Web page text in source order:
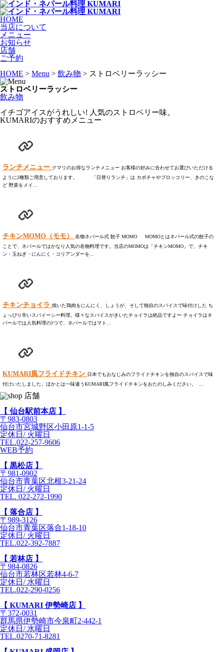
HOME
当店について
メニュー
お知らせ
店舗
ご予約
HOME > Menu > 飲み物 > ストロベリーラッシー
ストロベリーラッシー
飲み物
イチゴアイスがうれしい! 人気のストロベリー味。
KUMARIのおすすめメニュー
ランチメニュー クマリのお得なランチメニュー お客様の好みに合わせてお選びいただける
ように2種類ご用意しております。 「日替りランチ」は カボチャやブロッコリー、きのこな
ど 野菜をメイ...
チキンMOMO（モモ）
名物ネパール式 餃子 MOMO MOMOとはネパール式の餃子の
ことで、ネパールではかなり人気の名物料理です。当店のMOMOは「チキンMOMO」で、チキ
ン・玉ねぎ・にんにく・コリアンダーを...
チキンチョイラ 焼いた鶏肉をにんにく、しょうが、そして独自のスパイスで味付けした ち
ょっぴり辛いスパイーシー料理。様々なスパイスがきいたチョイラは絶品ですよ〜 チョイラはネ
パールでは人気料理の1つで、ネパールではマト...
KUMARI風フライドチキン 日本でもおなじみのフライドチキンを独自のスパイスで味
付けいたしました。ほかとは一味違うKUMARI風フライドチキンをおたのしみください。 ...
【 仙台駅前本店 】
〒983-0803
仙台市宮城野区小田原1-1-5
定休日/ 火曜日
TEL.022-257-9606
WEB予約
【 黒松店 】
〒981-0902
仙台市青葉区北根3-21-24
定休日/ 火曜日
TEL. 022-272-1990
【 落合店 】
〒989-3126
仙台市青葉区落合1-18-10
定休日/ 火曜日
TEL.022-392-7887
【 若林店 】
〒984-0826
仙台市若林区若林4-6-7
定休日/ 水曜日
TEL.022-290-0256
【 KUMARI 伊勢崎店 】
〒372-0031
群馬県伊勢崎市今泉町2-442-1
定休日/ 水曜日
TEL.0270-71-8281